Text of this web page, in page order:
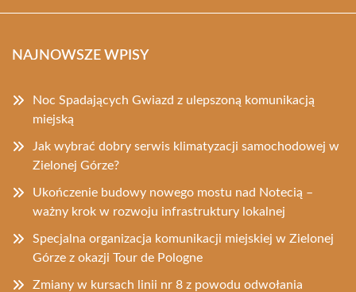
NAJNOWSZE WPISY
Noc Spadających Gwiazd z ulepszoną komunikacją
miejską
Jak wybrać dobry serwis klimatyzacji samochodowej w
Zielonej Górze?
Ukończenie budowy nowego mostu nad Notecią –
ważny krok w rozwoju infrastruktury lokalnej
Specjalna organizacja komunikacji miejskiej w Zielonej
Górze z okazji Tour de Pologne
Zmiany w kursach linii nr 8 z powodu odwołania